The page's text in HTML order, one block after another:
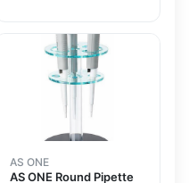
AS ONE
AS ONE Round Pipette